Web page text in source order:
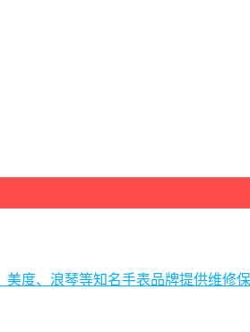
度、浪琴等知名手表品牌提供维修